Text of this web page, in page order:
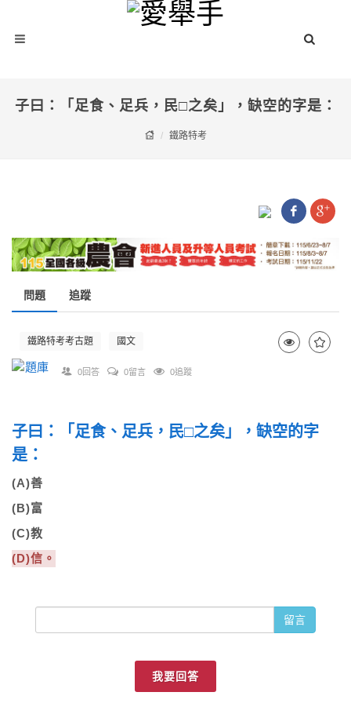
子曰：「足食、足兵，民□之矣」，缺空的字是：
鐵路特考
問題 追蹤
鐵路特考考古題 國文
0回答 0留言 0追蹤
子曰：「足食、足兵，民□之矣」，缺空的字
是：
(A)善
(B)富
(C)教
(D)信。
留言
我要回答